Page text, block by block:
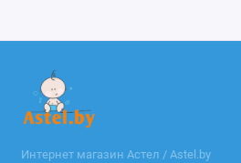
Интернет магазин Астел / Astel.by